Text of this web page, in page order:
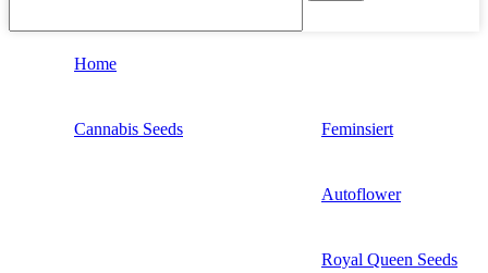
Home
Cannabis Seeds Feminsiert
Autoflower
Royal Queen Seeds